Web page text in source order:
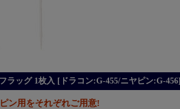
ラッグ 1枚入 [ドラコン:G-455/ニヤピン:G-456]
ン用をそれぞれご用意!